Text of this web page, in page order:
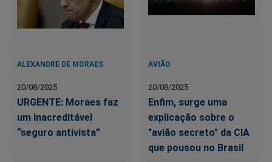
ALEXANDRE DE MORAES
20/08/2025
URGENTE: Moraes faz
um inacreditável
“seguro antivista”
AVIÃO
20/08/2025
Enfim, surge uma
explicação sobre o
"avião secreto" da CIA
que pousou no Brasil